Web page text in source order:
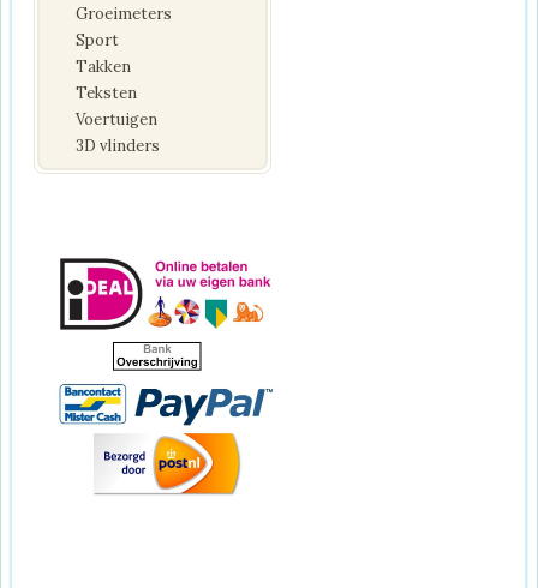
Groeimeters
Sport
Takken
Teksten
Voertuigen
3D vlinders